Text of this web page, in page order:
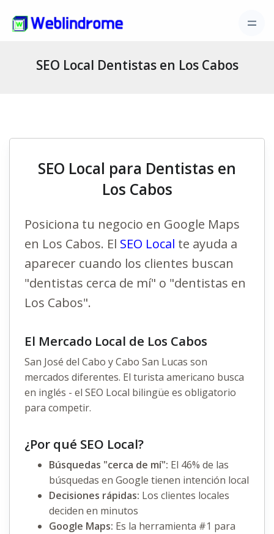
SEO Local Dentistas en Los Cabos
SEO Local para Dentistas en
Los Cabos
Posiciona tu negocio en Google Maps
en Los Cabos. El SEO Local te ayuda a
aparecer cuando los clientes buscan
"dentistas cerca de mí" o "dentistas en
Los Cabos".
El Mercado Local de Los Cabos
San José del Cabo y Cabo San Lucas son
mercados diferentes. El turista americano busca
en inglés - el SEO Local bilingüe es obligatorio
para competir.
¿Por qué SEO Local?
Búsquedas "cerca de mí": El 46% de las
búsquedas en Google tienen intención local
Decisiones rápidas: Los clientes locales
deciden en minutos
Google Maps: Es la herramienta #1 para